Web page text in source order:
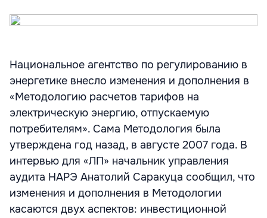
Национальное агентство по регулированию в
энергетике внесло изменения и дополнения в
«Методологию расчетов тарифов на
электрическую энергию, отпускаемую
потребителям». Сама Методология была
утверждена год назад, в августе 2007 года. В
интервью для «ЛП» начальник управления
аудита НАРЭ Анатолий Саракуца сообщил, что
изменения и дополнения в Методологии
касаются двух аспектов: инвестиционной